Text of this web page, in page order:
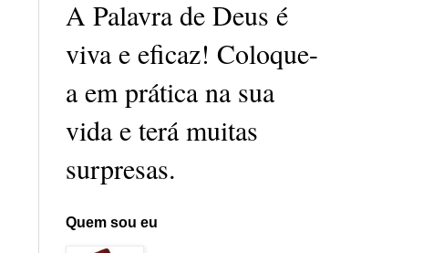
A Palavra de Deus é
viva e eficaz! Coloque-
a em prática na sua
vida e terá muitas
surpresas.
Quem sou eu